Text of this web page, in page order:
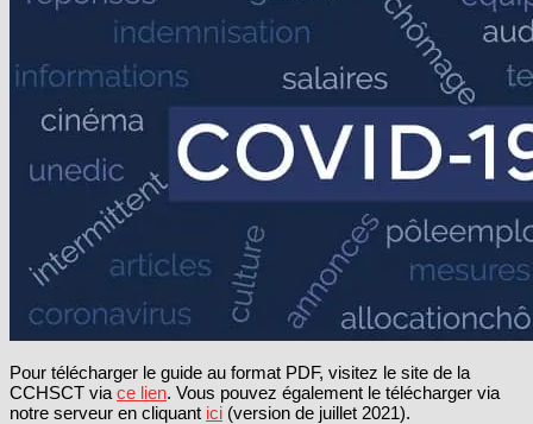
Pour télécharger le guide au format PDF, visitez le site de la
CCHSCT via ce lien. Vous pouvez également le télécharger via
notre serveur en cliquant ici (version de juillet 2021).